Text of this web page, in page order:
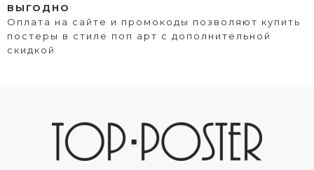
ВЫГОДНО
Оплата на сайте и промокоды позволяют купить
постеры в стиле поп арт с дополнительной
скидкой